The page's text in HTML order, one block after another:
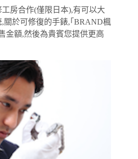
房合作(僅限日本),有可以大
關於可修復的手錶,｢BRAND楓
金額,然後為貴賓您提供更高